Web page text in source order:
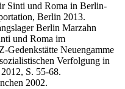
Sinti und Roma in Berlin-
Berlin 2013.
Berlin Marzahn
und Roma im
Gedenkstätte Neuengamme
Verfolgung in
S. 55-68.
2002.